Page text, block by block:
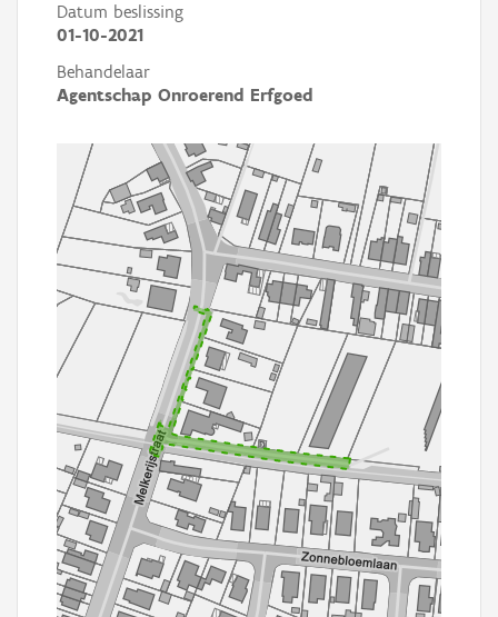
Datum beslissing
01-10-2021
Behandelaar
Agentschap Onroerend Erfgoed